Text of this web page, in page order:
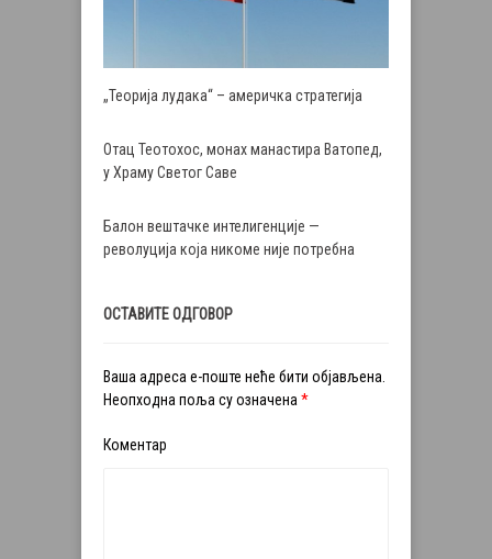
„Теорија лудака“ – америчка стратегија
Отац Теотохос, монах манастира Ватопед,
у Храму Светог Саве
Балон вештачке интелигенције —
револуција која никоме није потребна
ОСТАВИТЕ ОДГОВОР
Ваша адреса е-поште неће бити објављена.
Неопходна поља су означена *
Коментар